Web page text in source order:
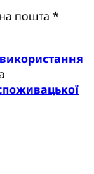
пошта *